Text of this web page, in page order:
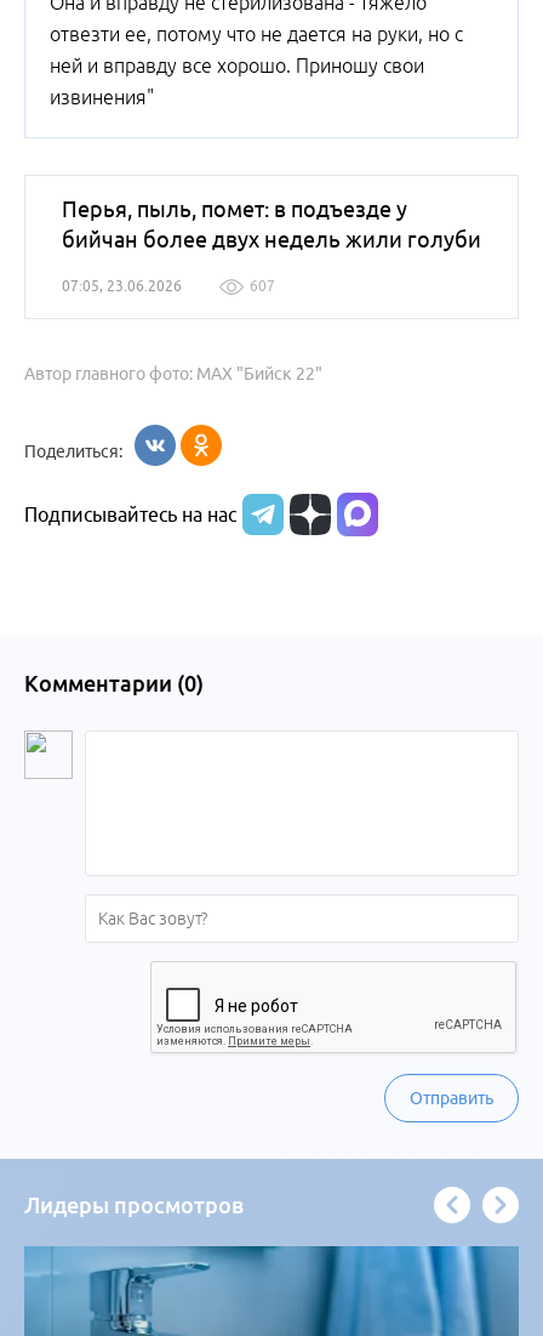
отвезти ее, потому что не дается на руки, но с
ней и вправду все хорошо. Приношу свои
извинения"
Перья, пыль, помет: в подъезде у
бийчан более двух недель жили голуби
07:05, 23.06.2026 607
Автор главного фото: МАХ "Бийск 22"
Поделиться:
Подписывайтесь на нас
Комментарии (0)
Отправить
Лидеры просмотров